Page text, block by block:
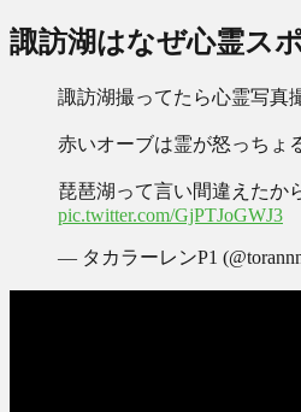
諏訪湖はなぜ心霊ス
諏訪湖撮ってたら心霊写真
赤いオーブは霊が怒っちょ
琵琶湖って言い間違えたか
pic.twitter.com/GjPTJoGWJ3
— タカラーレンP1